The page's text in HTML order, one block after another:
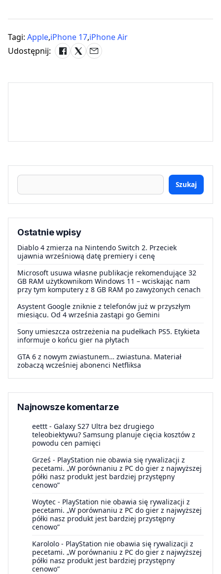
Tagi: Apple,iPhone 17,iPhone Air
Udostępnij:
Szukaj
Ostatnie wpisy
Diablo 4 zmierza na Nintendo Switch 2. Przeciek
ujawnia wrześniową datę premiery i cenę
Microsoft usuwa własne publikacje rekomendujące 32
GB RAM użytkownikom Windows 11 – wciskając nam
przy tym komputery z 8 GB RAM po zawyżonych cenach
Asystent Google zniknie z telefonów już w przyszłym
miesiącu. Od 4 września zastąpi go Gemini
Sony umieszcza ostrzeżenia na pudełkach PS5. Etykieta
informuje o końcu gier na płytach
GTA 6 z nowym zwiastunem… zwiastuna. Materiał
zobaczą wcześniej abonenci Netfliksa
Najnowsze komentarze
eettt - Galaxy S27 Ultra bez drugiego
teleobiektywu? Samsung planuje cięcia kosztów z
powodu cen pamięci
Grześ - PlayStation nie obawia się rywalizacji z
pecetami. „W porównaniu z PC do gier z najwyższej
półki nasz produkt jest bardziej przystępny
cenowo”
Woytec - PlayStation nie obawia się rywalizacji z
pecetami. „W porównaniu z PC do gier z najwyższej
półki nasz produkt jest bardziej przystępny
cenowo”
Karololo - PlayStation nie obawia się rywalizacji z
pecetami. „W porównaniu z PC do gier z najwyższej
półki nasz produkt jest bardziej przystępny
cenowo”